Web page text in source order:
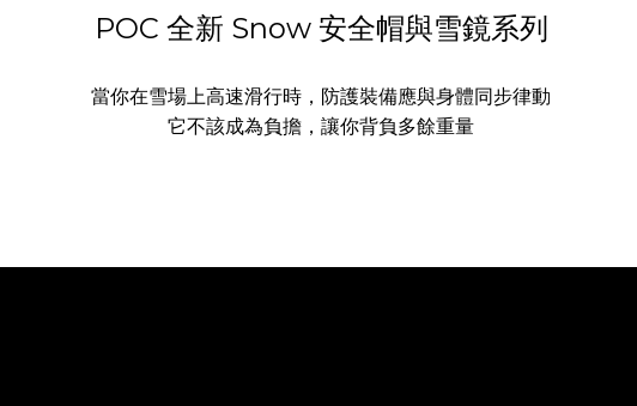
POC 全新 Snow 安全帽與雪鏡系列
當你在雪場上高速滑行時，防護裝備應與身體同步律動
它不該成為負擔，讓你背負多餘重量